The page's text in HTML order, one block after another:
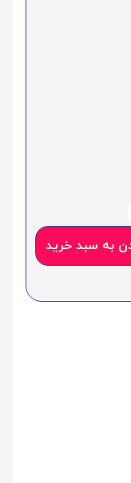
به سبد خرید